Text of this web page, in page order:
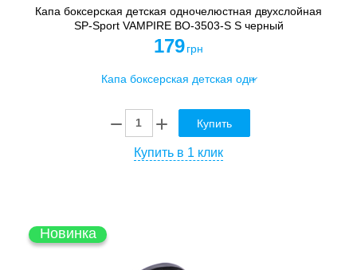
Капа боксерская детская одночелюстная двухслойная
SP-Sport VAMPIRE BO-3503-S S черный
179 грн
Купить
Купить в 1 клик
Новинка